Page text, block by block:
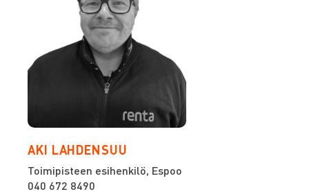
AKI LAHDENSUU
Toimipisteen esihenkilö, Espoo
040 672 8490